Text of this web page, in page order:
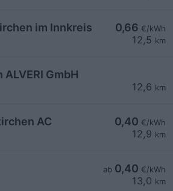
0,66 €/kWh
12,5 km
im Innkreis
12,6 km
GmbH
0,40 €/kWh
12,9 km
AC
ab 0,40 €/kWh
13,0 km